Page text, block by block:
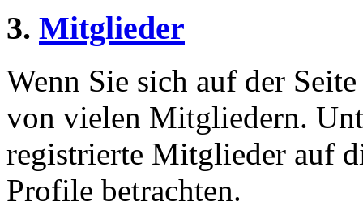
3. Mitglieder
Wenn Sie sich auf der
von vielen Mitgliedern.
registrierte Mitglieder auf
Profile betrachten.